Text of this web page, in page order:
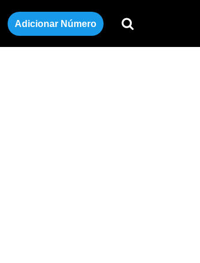
Adicionar Número